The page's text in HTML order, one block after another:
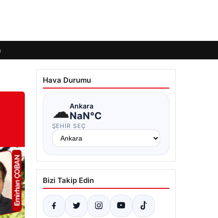
Hava Durumu
☁Ankara
NaN°C
ŞEHIR SEÇ
Bizi Takip Edin